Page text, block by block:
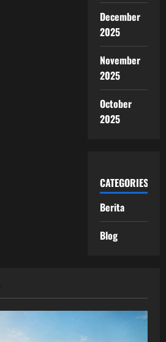
December
2025
November
2025
October
2025
CATEGORIES
Berita
Blog